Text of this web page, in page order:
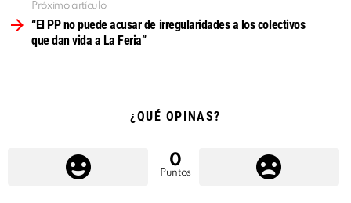
Próximo artículo
“El PP no puede acusar de irregularidades a los colectivos
que dan vida a La Feria”
¿QUÉ OPINAS?
0
Puntos